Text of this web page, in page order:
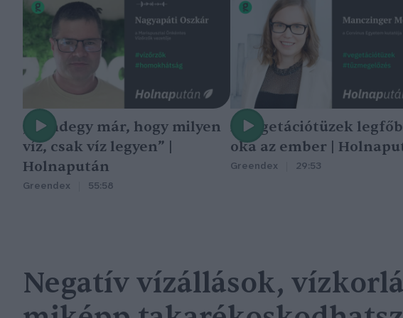
„Mindegy már, hogy milyen
víz, csak víz legyen” |
Holnapután
Greendex 55:58
A vegetációtüzek
oka az ember |
Greendex 29:53
Negatív vízállások,